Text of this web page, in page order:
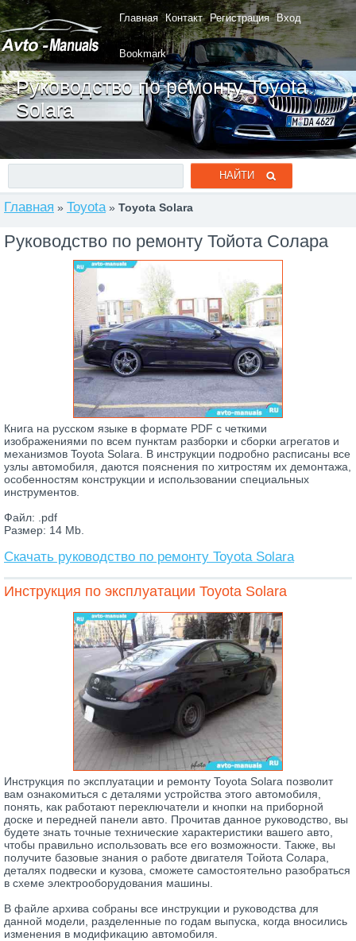
Главная Контакт Регистрация Вход
Bookmark
Руководство по ремонту Toyota
Solara
Главная » Toyota » Toyota Solara
Руководство по ремонту Тойота Солара
Книга на русском языке в формате PDF с четкими
изображениями по всем пунктам разборки и сборки агрегатов и
механизмов Toyota Solara. В инструкции подробно расписаны все
узлы автомобиля, даются пояснения по хитростям их демонтажа,
особенностям конструкции и использовании специальных
инструментов.
Файл: .pdf
Размер: 14 Mb.
Скачать руководство по ремонту Toyota Solara
Инструкция по эксплуатации Toyota Solara
Инструкция по эксплуатации и ремонту Toyota Solara позволит
вам ознакомиться с деталями устройства этого автомобиля,
понять, как работают переключатели и кнопки на приборной
доске и передней панели авто. Прочитав данное руководство, вы
будете знать точные технические характеристики вашего авто,
чтобы правильно использовать все его возможности. Также, вы
получите базовые знания о работе двигателя Тойота Солара,
деталях подвески и кузова, сможете самостоятельно разобраться
в схеме электрооборудования машины.
В файле архива собраны все инструкции и руководства для
данной модели, разделенные по годам выпуска, когда вносились
изменения в модификацию автомобиля.